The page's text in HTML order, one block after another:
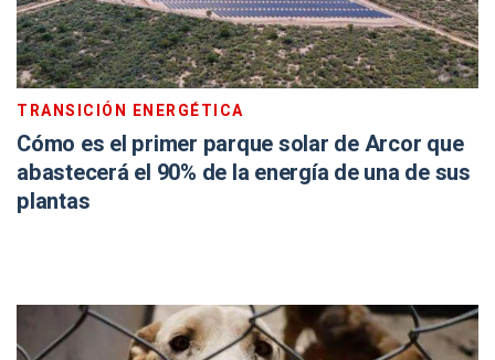
TRANSICIÓN ENERGÉTICA
Cómo es el primer parque solar de Arcor que
abastecerá el 90% de la energía de una de sus
plantas